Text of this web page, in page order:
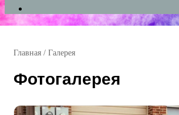
for
Главная / Галерея
Фотогалерея